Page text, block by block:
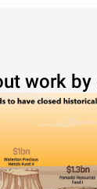
work by